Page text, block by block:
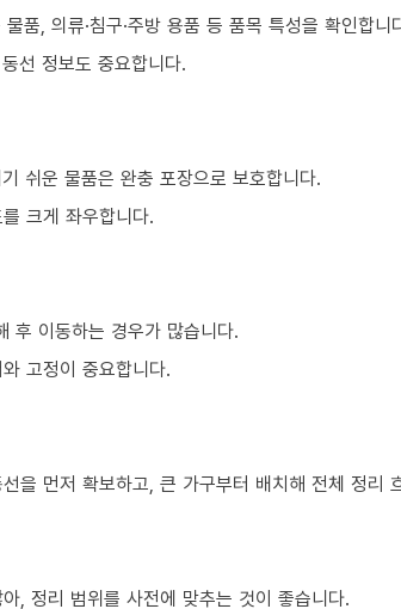
품, 의류·침구·주방 용품 등 품목 특성을 확인합니
선 정보도 중요합니다.
쉬운 물품은 완충 포장으로 보호합니다.
크게 좌우합니다.
후 이동하는 경우가 많습니다.
고정이 중요합니다.
을 먼저 확보하고, 큰 가구부터 배치해 전체 정리
, 정리 범위를 사전에 맞추는 것이 좋습니다.